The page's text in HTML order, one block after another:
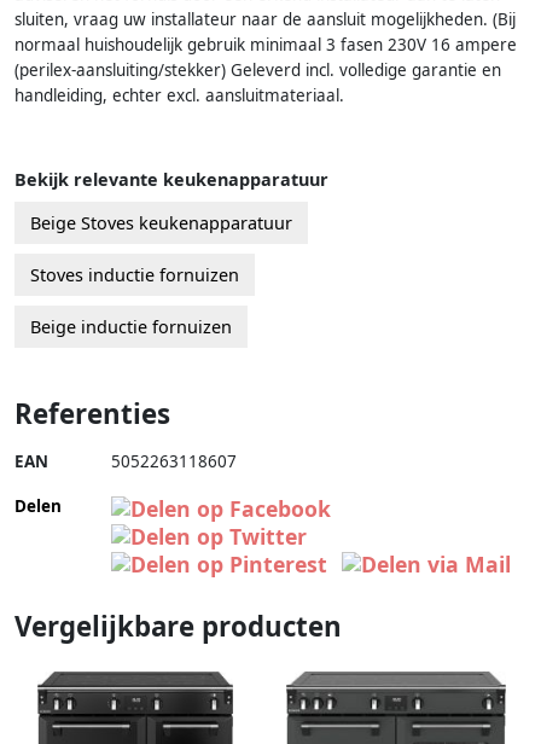
sluiten, vraag uw installateur naar de aansluit mogelijkheden. (Bij
normaal huishoudelijk gebruik minimaal 3 fasen 230V 16 ampere
(perilex-aansluiting/stekker) Geleverd incl. volledige garantie en
handleiding, echter excl. aansluitmateriaal.
Bekijk relevante keukenapparatuur
Beige Stoves keukenapparatuur
Stoves inductie fornuizen
Beige inductie fornuizen
Referenties
EAN 5052263118607
Delen
Vergelijkbare producten